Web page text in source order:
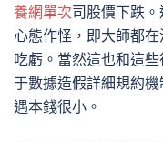
養網單次司股價下跌
心態作怪，即大師都在
吃虧。當然這也和這
于數據造假詳細規約
遇本錢很小。